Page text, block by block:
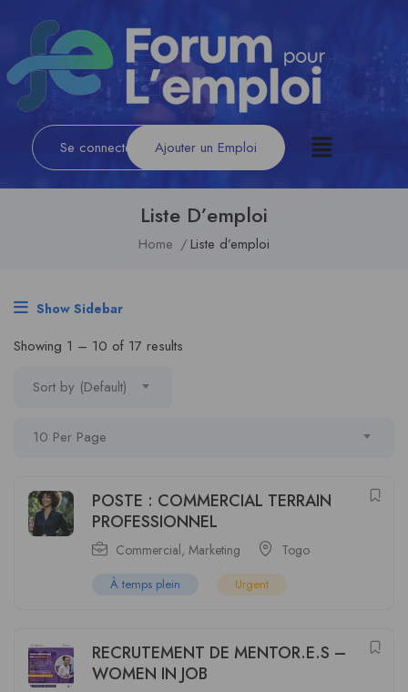
Se connecter S'inscrire
Ajouter un Emploi
Liste D’emploi
Home Liste d’emploi
Show Sidebar
Showing 1 – 10 of 17 results
Sort by (Default)
10 Per Page
POSTE : COMMERCIAL TERRAIN
PROFESSIONNEL
Commercial, Marketing Togo
À temps plein Urgent
RECRUTEMENT DE MENTOR.E.S –
WOMEN IN JOB